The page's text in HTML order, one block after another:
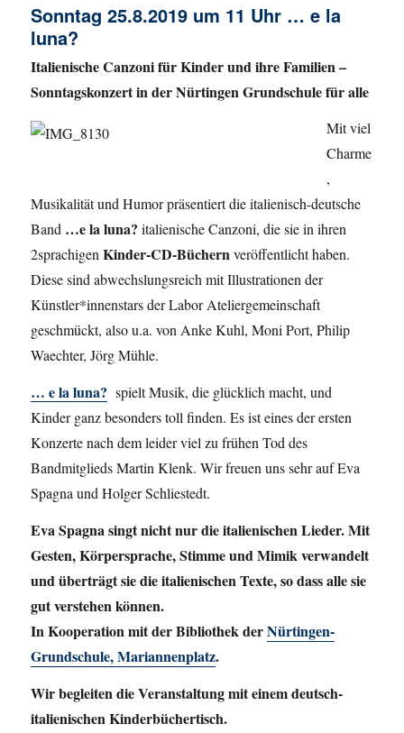
Sonntag 25.8.2019 um 11 Uhr … e la
luna?
Italienische Canzoni für Kinder und ihre Familien –
Sonntagskonzert in der Nürtingen Grundschule für alle
Mit viel
Charme
,
Musikalität und Humor präsentiert die italienisch-deutsche
Band …e la luna? italienische Canzoni, die sie in ihren
2sprachigenKinder-CD-Büchernveröffentlicht haben.
Diese sind abwechslungsreich mit Illustrationen der
Künstler*innenstars der Labor Ateliergemeinschaft
geschmückt, also u.a. von Anke Kuhl, Moni Port, Philip
Waechter, Jörg Mühle.
… e la luna? spielt Musik, die glücklich macht, und
Kinder ganz besonders toll finden. Es ist eines der ersten
Konzerte nach dem leider viel zu frühen Tod des
Bandmitglieds Martin Klenk. Wir freuen uns sehr auf Eva
Spagna und Holger Schliestedt.
Eva Spagna singt nicht nur die italienischen Lieder. Mit
Gesten, Körpersprache, Stimme und Mimik verwandelt
und überträgt sie die italienischen Texte, so dass alle sie
gut verstehen können.
In Kooperation mit der Bibliothek derNürtingen-
Grundschule, Mariannenplatz.
Wir begleiten die Veranstaltung mit einem deutsch-
italienischen Kinderbüchertisch.